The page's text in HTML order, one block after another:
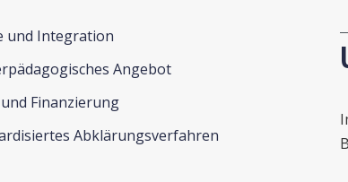
und Integration
Angebot
Finanzierung
Abklärungsverfahren